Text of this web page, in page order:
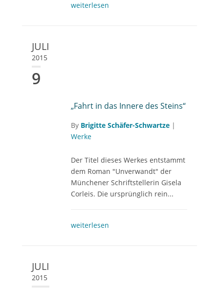
weiterlesen
JULI
2015
9
„Fahrt in das Innere des Steins“
By Brigitte Schäfer-Schwartze|
Werke
Der Titel dieses Werkes entstammt
dem Roman "Unverwandt" der
Münchener Schriftstellerin Gisela
Corleis. Die ursprünglich rein...
weiterlesen
JULI
2015